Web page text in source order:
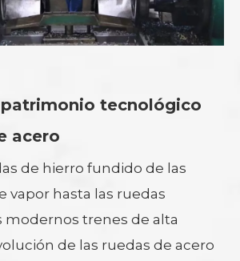
tecnológico
acero
de hierro fundido de las
vapor hasta las ruedas
modernos trenes de alta
de las ruedas de acero